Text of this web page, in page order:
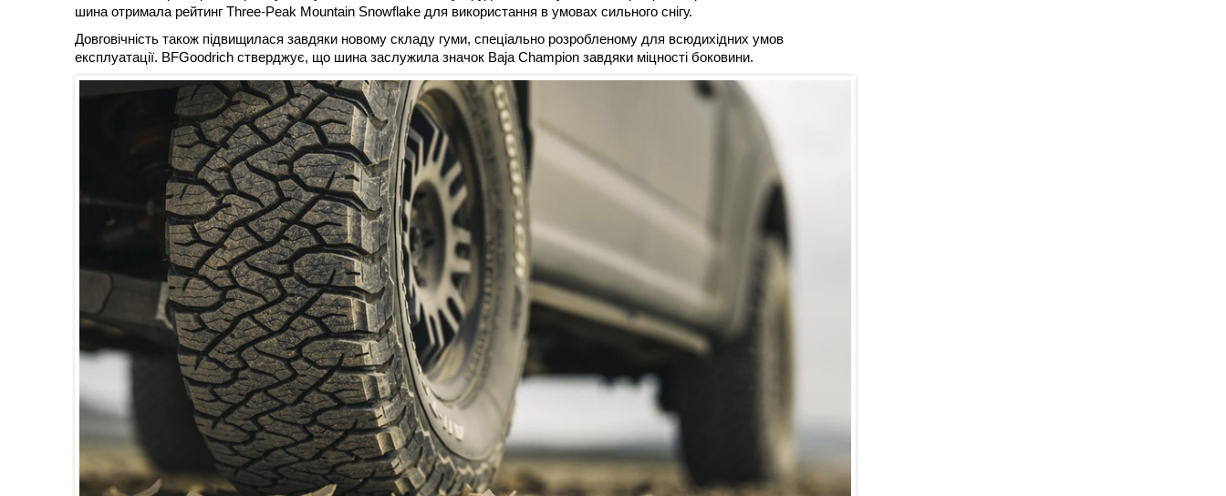
шина отримала рейтинг Three-Peak Mountain Snowflake для використання в умовах сильного снігу.
Довговічність також підвищилася завдяки новому складу гуми, спеціально розробленому для всюдихідних умов
експлуатації. BFGoodrich стверджує, що шина заслужила значок Baja Champion завдяки міцності боковини.